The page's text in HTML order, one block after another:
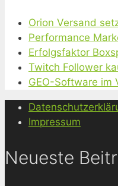
Orion Versand
Performance
Erfolgsfaktor
Twitch Follower
GEO-Software im
Impressum
Neueste